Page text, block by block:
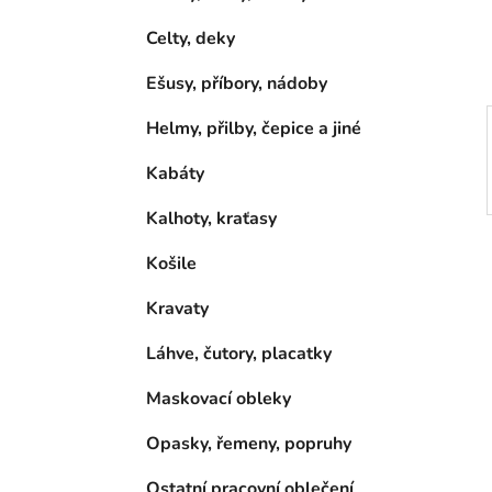
Celty, deky
Ešusy, příbory, nádoby
Helmy, přilby, čepice a jiné
Kabáty
Kalhoty, kraťasy
Košile
Kravaty
Láhve, čutory, placatky
Maskovací obleky
Opasky, řemeny, popruhy